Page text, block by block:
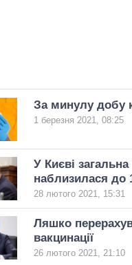
За минулу добу
1 березня 2021, 08:25
У Києві загальна
наблизилася до
28 лютого 2021, 15:31
Ляшко
вакцинації
26 лютого 2021, 21:10